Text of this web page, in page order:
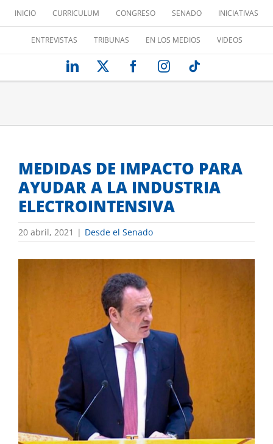
contenido
INICIO CURRICULUM CONGRESO SENADO INICIATIVAS
ENTREVISTAS TRIBUNAS EN LOS MEDIOS VIDEOS
LinkedIn FacebookInstagram
MEDIDAS DE IMPACTO PARA
AYUDAR A LA INDUSTRIA
ELECTROINTENSIVA
20 abril, 2021 | Desde el Senado